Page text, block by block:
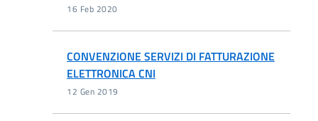
16 Feb 2020
CONVENZIONE SERVIZI DI FATTURAZIONE
ELETTRONICA CNI
12 Gen 2019